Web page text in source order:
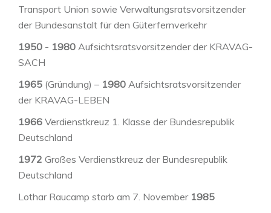
Transport Union sowie Verwaltungsratsvorsitzender
der Bundesanstalt für den Güterfernverkehr
1950 - 1980 Aufsichtsratsvorsitzender der KRAVAG-
SACH
1965 (Gründung) – 1980 Aufsichtsratsvorsitzender
der KRAVAG-LEBEN
1966 Verdienstkreuz 1. Klasse der Bundesrepublik
Deutschland
1972 Großes Verdienstkreuz der Bundesrepublik
Deutschland
Lothar Raucamp starb am 7. November 1985